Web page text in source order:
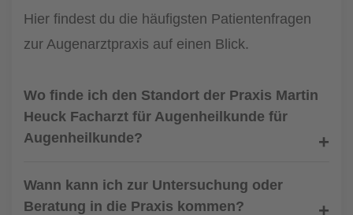
Hier findest du die häufigsten Patientenfragen
zur Augenarztpraxis auf einen Blick.
Wo finde ich den Standort der Praxis Martin
Heuck Facharzt für Augenheilkunde für
Augenheilkunde?
Wann kann ich zur Untersuchung oder
Beratung in die Praxis kommen?